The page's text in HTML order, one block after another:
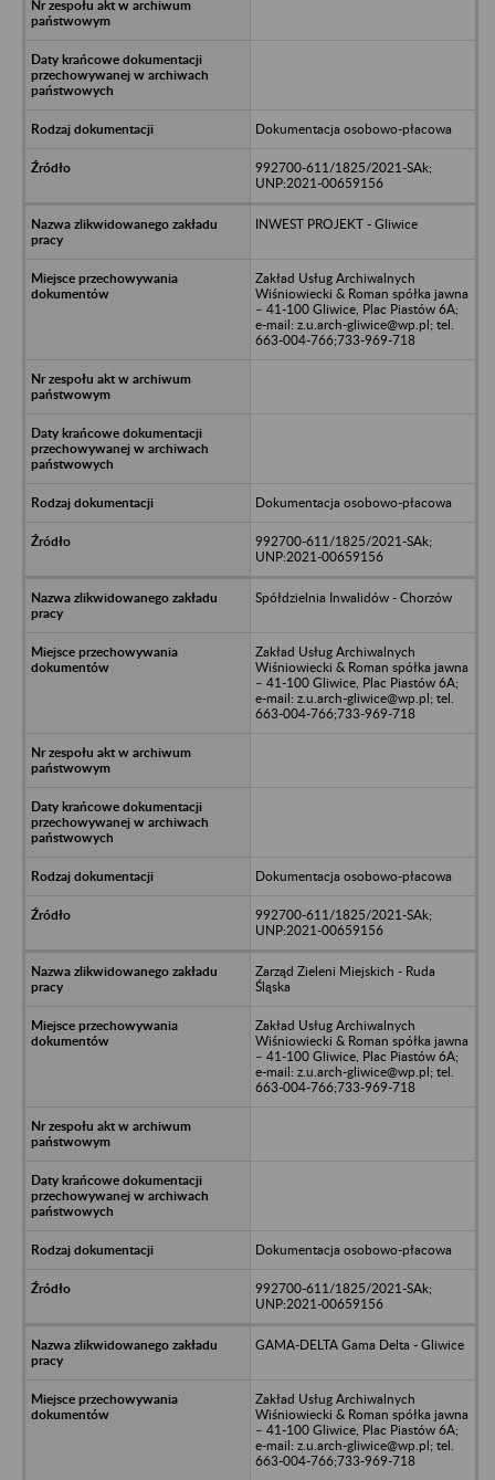
Dokumentacja osobowo-płacowa
992700-611/1825/2021-SAk;
UNP:2021-00659156
INWEST PROJEKT - Gliwice
Zakład Usług Archiwalnych
Wiśniowiecki & Roman spółka jawna
– 41-100 Gliwice, Plac Piastów 6A;
e-mail: z.u.arch-gliwice@wp.pl; tel.
663-004-766;733-969-718
Dokumentacja osobowo-płacowa
992700-611/1825/2021-SAk;
UNP:2021-00659156
Spółdzielnia Inwalidów - Chorzów
Zakład Usług Archiwalnych
Wiśniowiecki & Roman spółka jawna
– 41-100 Gliwice, Plac Piastów 6A;
e-mail: z.u.arch-gliwice@wp.pl; tel.
663-004-766;733-969-718
Dokumentacja osobowo-płacowa
992700-611/1825/2021-SAk;
UNP:2021-00659156
Zarząd Zieleni Miejskich - Ruda
Śląska
Zakład Usług Archiwalnych
Wiśniowiecki & Roman spółka jawna
– 41-100 Gliwice, Plac Piastów 6A;
e-mail: z.u.arch-gliwice@wp.pl; tel.
663-004-766;733-969-718
Dokumentacja osobowo-płacowa
992700-611/1825/2021-SAk;
UNP:2021-00659156
GAMA-DELTA Gama Delta - Gliwice
Zakład Usług Archiwalnych
Wiśniowiecki & Roman spółka jawna
– 41-100 Gliwice, Plac Piastów 6A;
e-mail: z.u.arch-gliwice@wp.pl; tel.
663-004-766;733-969-718